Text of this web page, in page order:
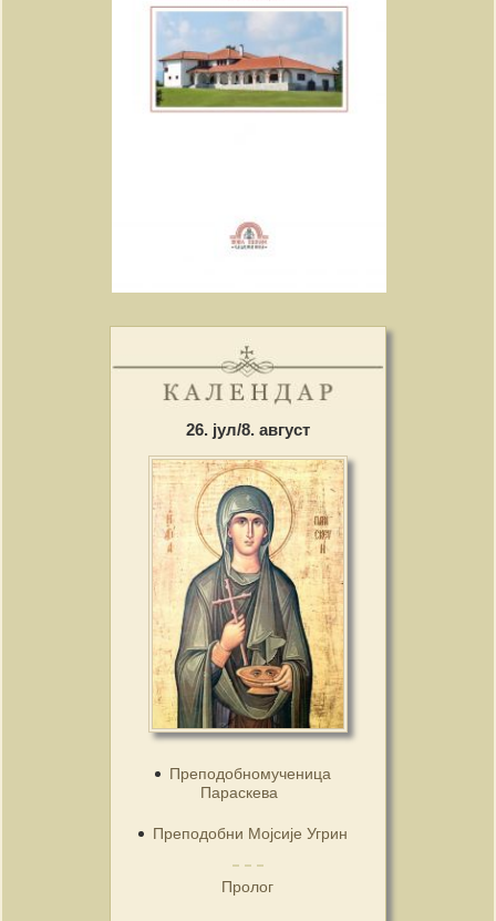
26. јул/8. август
Преподобномученица
Параскева
Преподобни Мојсије Угрин
Пролог